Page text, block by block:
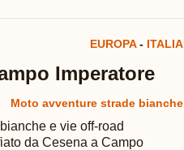
EUROPA- ITALIA
Imperatore
Moto avventure strade bianche
e vie off-road
da Cesena a Campo